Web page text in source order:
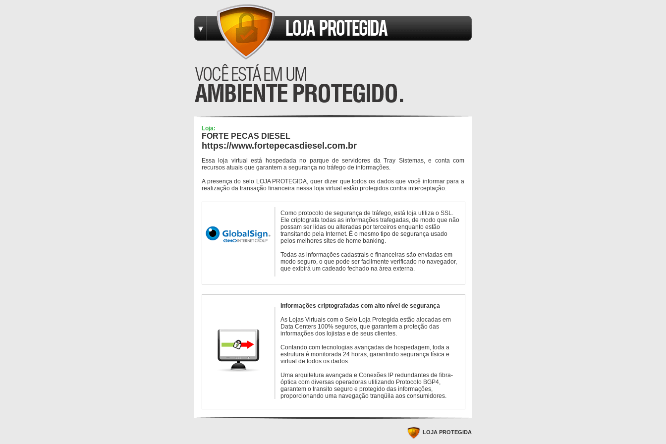
Loja:
FORTE PECAS DIESEL
https://www.fortepecasdiesel.com.br
Essa loja virtual está hospedada no parque de servidores da Tray Sistemas, e conta com
recursos atuais que garantem a segurança no tráfego de informações.
A presença do selo LOJA PROTEGIDA, quer dizer que todos os dados que você informar para a
realização da transação financeira nessa loja virtual estão protegidos contra interceptação.
Como protocolo de segurança de tráfego, está loja utiliza o SSL.
Ele criptografa todas as informações trafegadas, de modo que não
possam ser lidas ou alteradas por terceiros enquanto estão
transitando pela Internet. É o mesmo tipo de segurança usado
pelos melhores sites de home banking.
Todas as informações cadastrais e financeiras são enviadas em
modo seguro, o que pode ser facilmente verificado no navegador,
que exibirá um cadeado fechado na área externa.
Informações criptografadas com alto nível de segurança
As Lojas Virtuais com o Selo Loja Protegida estão alocadas em
Data Centers 100% seguros, que garantem a proteção das
informações dos lojistas e de seus clientes.
Contando com tecnologias avançadas de hospedagem, toda a
estrutura é monitorada 24 horas, garantindo segurança física e
virtual de todos os dados.
Uma arquitetura avançada e Conexões IP redundantes de fibra-
óptica com diversas operadoras utilizando Protocolo BGP4,
garantem o transito seguro e protegido das informações,
proporcionando uma navegação tranqüila aos consumidores.
LOJA PROTEGIDA